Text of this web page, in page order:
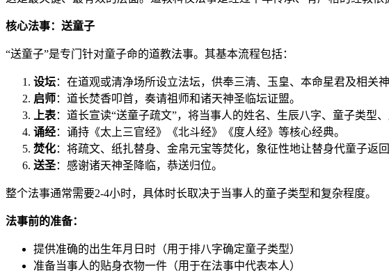
核心法事：送童子
“送童子”是专门针对童子命的道教法事。其基本流程包括：
设坛：在道观或清净场所设立法坛，供奉三清、玉皇、本命星君及相关神
启师：道长焚香叩首，奏请祖师和诸天神圣临坛证盟。
上表：道长宣读“送童子疏文”，将当事人的姓名、生辰八字、童子类型
诵经：诵持《太上三官经》《北斗经》《度人经》等核心经典。
焚化：将疏文、纸扎替身、金帛元宝等焚化，象征性地让替身代童子返回
送圣：感谢诸天神圣降临，恭送归位。
整个法事通常需要2-4小时，具体时长取决于当事人的童子类型和复杂程度。
法事前的准备：
提供准确的出生年月日时（用于排八字确定童子类型）
准备当事人的贴身衣物一件（用于在法事中代表本人）